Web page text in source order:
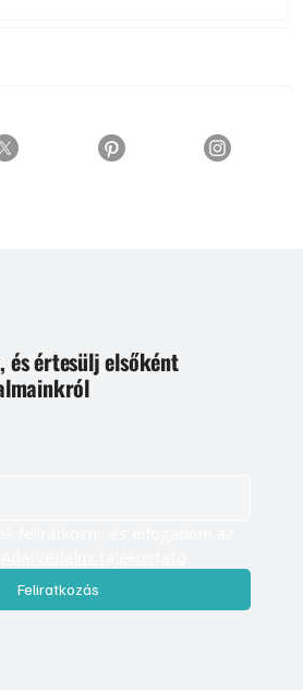
és értesülj elsőként
Feliratkozás